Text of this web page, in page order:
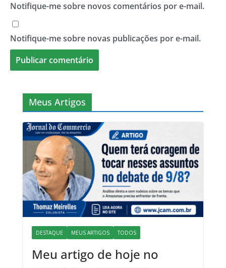
Notifique-me sobre novos comentários por e-mail.
Notifique-me sobre novas publicações por e-mail.
Meus Artigos
DESTAQUE MEUS ARTIGOS TODOS
Meu artigo de hoje no